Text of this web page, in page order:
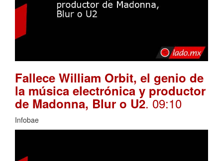
Fallece William Orbit, el genio de
la música electrónica y productor
de Madonna, Blur o U2. 09:10
Infobae